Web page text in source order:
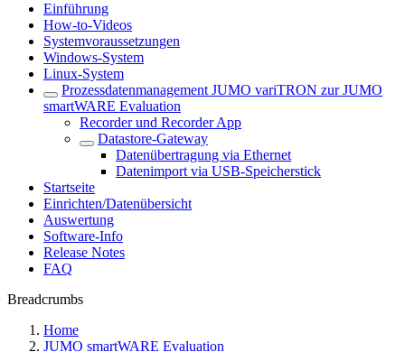
Einführung
How-to-Videos
Systemvoraussetzungen
Windows-System
Linux-System
Prozessdatenmanagement JUMO variTRON zur JUMO
smartWARE Evaluation
Recorder und Recorder App
Datastore-Gateway
Datenübertragung via Ethernet
Datenimport via USB-Speicherstick
Startseite
Einrichten/Datenübersicht
Auswertung
Software-Info
Release Notes
FAQ
Breadcrumbs
Home
JUMO smartWARE Evaluation